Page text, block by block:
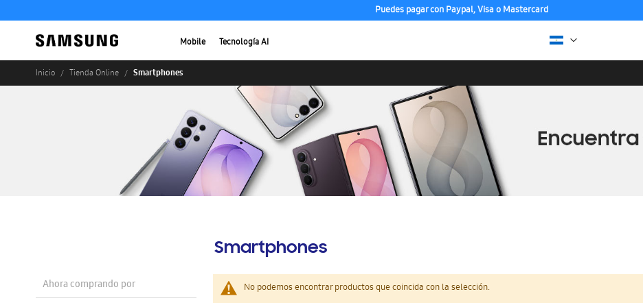
Puedes pagar con Paypal, Visa o Mastercard
Mobile Tecnología AI
Inicio Tienda Online Smartphones
Smartphones
No podemos encontrar productos que coincida con la selección.
Ahora comprando por